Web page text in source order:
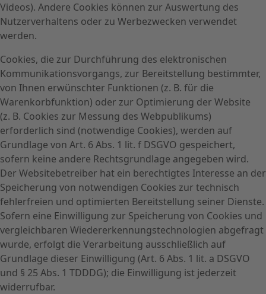
Videos). Andere Cookies können zur Auswertung des
Nutzerverhaltens oder zu Werbezwecken verwendet
werden.
Cookies, die zur Durchführung des elektronischen
Kommunikationsvorgangs, zur Bereitstellung bestimmter,
von Ihnen erwünschter Funktionen (z. B. für die
Warenkorbfunktion) oder zur Optimierung der Website
(z. B. Cookies zur Messung des Webpublikums)
erforderlich sind (notwendige Cookies), werden auf
Grundlage von Art. 6 Abs. 1 lit. f DSGVO gespeichert,
sofern keine andere Rechtsgrundlage angegeben wird.
Der Websitebetreiber hat ein berechtigtes Interesse an der
Speicherung von notwendigen Cookies zur technisch
fehlerfreien und optimierten Bereitstellung seiner Dienste.
Sofern eine Einwilligung zur Speicherung von Cookies und
vergleichbaren Wiedererkennungstechnologien abgefragt
wurde, erfolgt die Verarbeitung ausschließlich auf
Grundlage dieser Einwilligung (Art. 6 Abs. 1 lit. a DSGVO
und § 25 Abs. 1 TDDDG); die Einwilligung ist jederzeit
widerrufbar.